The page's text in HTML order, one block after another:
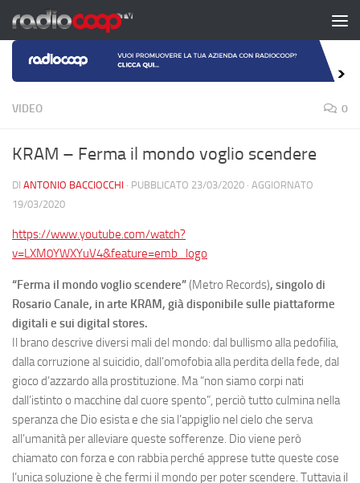
Salta al contenuto
VIDEO 0
KRAM – Ferma il mondo voglio scendere
DI ANTONIO BACCIOCCHI · PUBBLICATO 23/03/2020 · AGGIORNATO
19/03/2020
https://www.youtube.com/watch?
v=LXM0YWXYuV4&feature=emb_logo
“Ferma il mondo voglio scendere”(Metro Records), singolo di
Rosario Canale, in arte KRAM, già disponibile sulle piattaforme
digitali e sui digital stores.
Il brano descrive diversi mali del mondo: dal bullismo alla pedofilia,
dalla corruzione al suicidio, dall’omofobia alla perdita della fede, dal
gioco d’azzardo alla prostituzione. Ma “non siamo corpi nati
dall’istinto o macchine dal cuore spento”, perciò tutto culmina nella
speranza che Dio esista e che sia l’appiglio nel cielo che serva
all’umanità per alleviare queste sofferenze. Dio viene però
chiamato con forza e con rabbia perché apprese tutte queste cose
l’unica soluzione è che fermi il mondo per poter scendere. Tuttavia il